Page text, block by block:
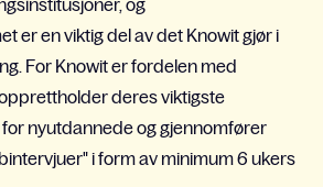
og
er en viktig del av det Knowit gjør i
For Knowit er fordelen med
deres viktigste
nyutdannede og gjennomfører
i form av minimum 6 ukers